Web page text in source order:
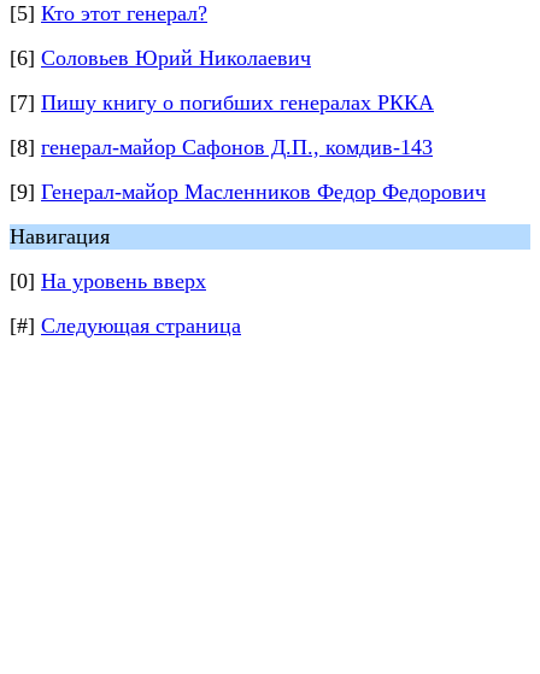
[5] Кто этот генерал?
[6] Соловьев Юрий Николаевич
[7] Пишу книгу о погибших генералах РККА
[8] генерал-майор Сафонов Д.П., комдив-143
[9] Генерал-майор Масленников Федор Федорович
Навигация
[0] На уровень вверх
[#] Следующая страница